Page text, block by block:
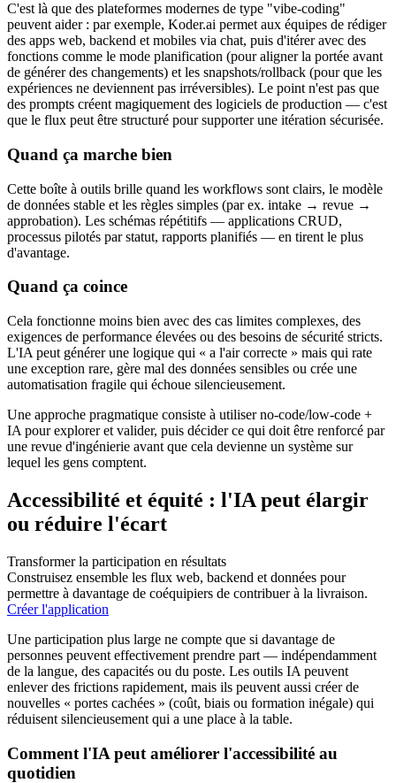
C'est là que des plateformes modernes de type "vibe-coding"
peuvent aider : par exemple, Koder.ai permet aux équipes de rédiger
des apps web, backend et mobiles via chat, puis d'itérer avec des
fonctions comme le mode planification (pour aligner la portée avant
de générer des changements) et les snapshots/rollback (pour que les
expériences ne deviennent pas irréversibles). Le point n'est pas que
des prompts créent magiquement des logiciels de production — c'est
que le flux peut être structuré pour supporter une itération sécurisée.
Quand ça marche bien
Cette boîte à outils brille quand les workflows sont clairs, le modèle
de données stable et les règles simples (par ex. intake → revue →
approbation). Les schémas répétitifs — applications CRUD,
processus pilotés par statut, rapports planifiés — en tirent le plus
d'avantage.
Quand ça coince
Cela fonctionne moins bien avec des cas limites complexes, des
exigences de performance élevées ou des besoins de sécurité stricts.
L'IA peut générer une logique qui « a l'air correcte » mais qui rate
une exception rare, gère mal des données sensibles ou crée une
automatisation fragile qui échoue silencieusement.
Une approche pragmatique consiste à utiliser no-code/low-code +
IA pour explorer et valider, puis décider ce qui doit être renforcé par
une revue d'ingénierie avant que cela devienne un système sur
lequel les gens comptent.
Accessibilité et équité : l'IA peut élargir
ou réduire l'écart
Transformer la participation en résultats
Construisez ensemble les flux web, backend et données pour
permettre à davantage de coéquipiers de contribuer à la livraison.
Créer l'application
Une participation plus large ne compte que si davantage de
personnes peuvent effectivement prendre part — indépendamment
de la langue, des capacités ou du poste. Les outils IA peuvent
enlever des frictions rapidement, mais ils peuvent aussi créer de
nouvelles « portes cachées » (coût, biais ou formation inégale) qui
réduisent silencieusement qui a une place à la table.
Comment l'IA peut améliorer l'accessibilité au
quotidien